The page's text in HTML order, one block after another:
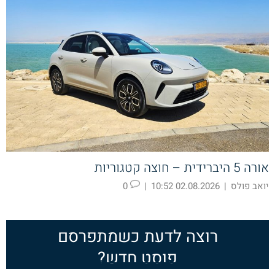
אורה 5 היברידית – חוצה קטגוריות
יואב פולס |
02.08.2026 10:52
|
רוצה לדעת כשמתפרסם
פוסט חדש?